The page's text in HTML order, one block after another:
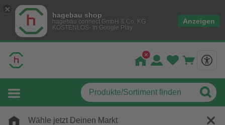
hagebau shop
hagebau connect GmbH & Co. KG
KOSTENLOS- In Google Play
Anzeigen
Wähle jetzt Deinen Markt